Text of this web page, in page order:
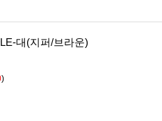
대(지퍼/브라운)
)